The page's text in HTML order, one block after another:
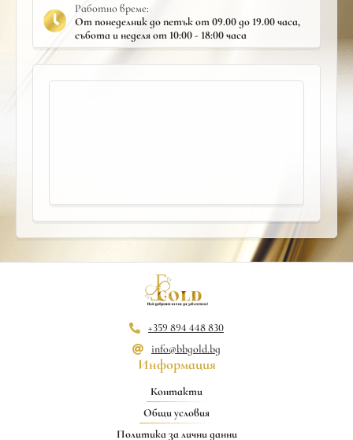
Работно време:
От понеделник до петък от 09.00 до 19.00 часа,
събота и неделя от 10:00 - 18:00 часа
+359 894 448 830
info@bbgold.bg
Информация
Контакти
Общи условия
Политика за лични данни